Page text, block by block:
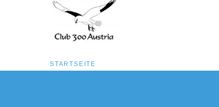
Pfadnavigation
STARTSEITE